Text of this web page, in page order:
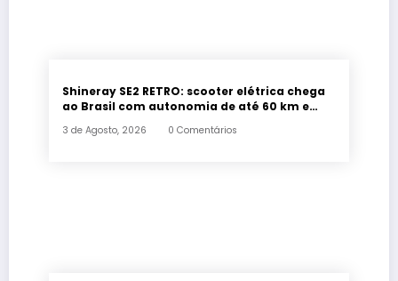
Shineray SE2 RETRO: scooter elétrica chega
ao Brasil com autonomia de até 60 km e
3 de Agosto, 2026 0 Comentários